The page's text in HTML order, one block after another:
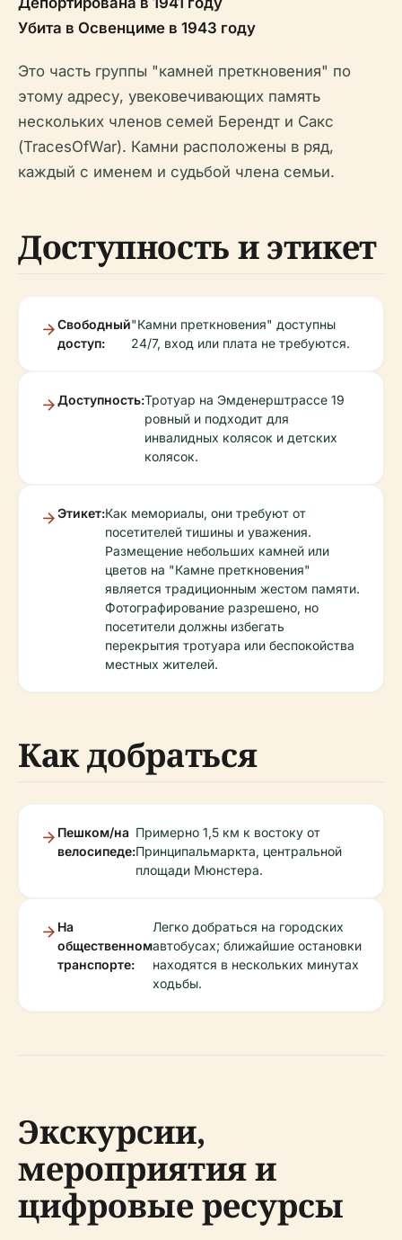
Убита в Освенциме в 1943 году
Это часть группы "камней преткновения" по
этому адресу, увековечивающих память
нескольких членов семей Берендт и Сакс
(TracesOfWar). Камни расположены в ряд,
каждый с именем и судьбой члена семьи.
Доступность и этикет
Свободный
доступ:
"Камни преткновения" доступны
24/7, вход или плата не требуются.
Доступность:Тротуар на Эмденерштрассе 19
ровный и подходит для
инвалидных колясок и детских
колясок.
Этикет:Как мемориалы, они требуют от
посетителей тишины и уважения.
Размещение небольших камней или
цветов на "Камне преткновения"
является традиционным жестом памяти.
Фотографирование разрешено, но
посетители должны избегать
перекрытия тротуара или беспокойства
местных жителей.
Как добраться
Пешком/на
велосипеде:
Примерно 1,5 км к востоку от
Принципальмаркта, центральной
площади Мюнстера.
На
общественном
транспорте:
Легко добраться на городских
автобусах; ближайшие остановки
находятся в нескольких минутах
ходьбы.
Экскурсии,
мероприятия и
цифровые ресурсы